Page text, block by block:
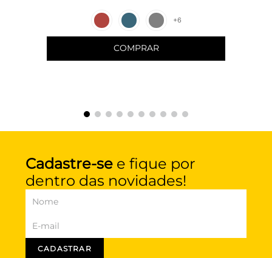
+6
COMPRAR
Cadastre-se e fique por
dentro das novidades!
CADASTRAR